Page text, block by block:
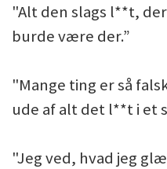
"Alt den slags l**t,
burde være der.”
"Mange ting er så
ude af alt det l**t i et
"Jeg ved, hvad jeg